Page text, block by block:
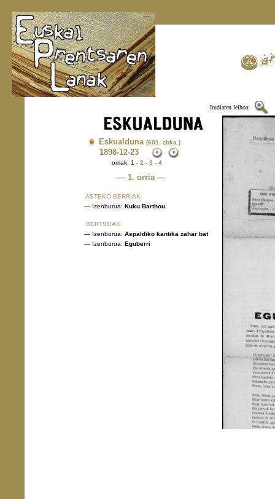
Irudiaren leihoa:
Eskualduna (601. zbka.)
1898-12-23
orriak: 1 - 2 - 3 - 4
— 1. orria —
ASTEKO BERRIAK
— Izenburua: Kuku Barthou
BERTSOAK
— Izenburua: Aspaldiko kantika zahar bat
— Izenburua: Eguberri